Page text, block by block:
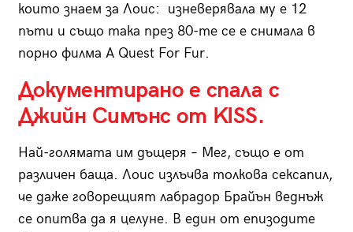
които знаем за Лоис: изневерявала му е 12
пъти и също така през 80-те се е снимала в
порно филма A Quest For Fur.
Документирано е спала с
Джийн Симънс от KISS.
Най-голямата им дъщеря – Мег, също е от
различен баща. Лоис излъчва толкова сексапил,
че даже говорещият лабрадор Брайън веднъж
се опитва да я целуне. В един от епизодите